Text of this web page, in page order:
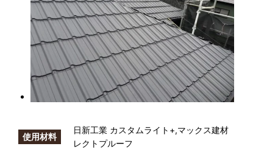
使用材料
日新工業 カスタムライト+,マックス建材
レクトプルーフ